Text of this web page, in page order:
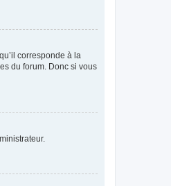
corresponde à la
du forum. Donc si vous